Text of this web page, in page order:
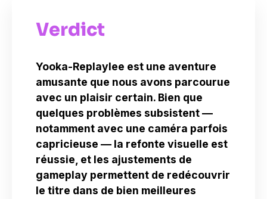
Verdict
Yooka-Replaylee est une aventure
amusante que nous avons parcourue
avec un plaisir certain. Bien que
quelques problèmes subsistent —
notamment avec une caméra parfois
capricieuse — la refonte visuelle est
réussie, et les ajustements de
gameplay permettent de redécouvrir
le titre dans de bien meilleures